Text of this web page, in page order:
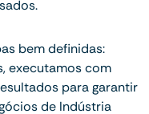
bem definidas:
executamos com
para garantir
de Indústria